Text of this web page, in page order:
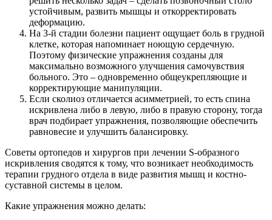
устойчивым, развить мышцы и откорректировать
деформацию.
На 3-й стадии болезни пациент ощущает боль в грудной
клетке, которая напоминает ноющую сердечную.
Поэтому физические упражнения созданы для
максимально возможного улучшения самочувствия
больного. Это – одновременно общеукрепляющие и
корректирующие манипуляции.
Если сколиоз отличается асимметрией, то есть спина
искривлена либо в левую, либо в правую сторону, тогда
врач подбирает упражнения, позволяющие обеспечить
равновесие и улучшить балансировку.
Советы ортопедов и хирургов при лечении S-образного
искривления сводятся к тому, что возникает необходимость
терапии грудного отдела в виде развития мышц и костно-
суставной системы в целом.
Какие упражнения можно делать: